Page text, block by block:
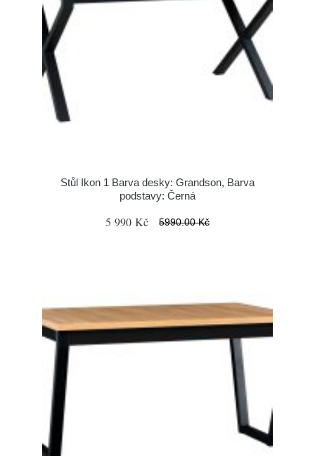
Stůl Ikon 1 Barva desky: Grandson, Barva
podstavy: Černá
5 990 Kč 5990.00 Kč